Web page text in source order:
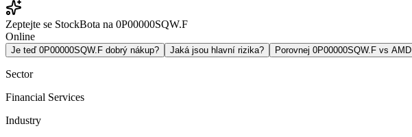
Zeptejte se StockBota na 0P00000SQW.F
Online
Je teď 0P00000SQW.F dobrý nákup? Jaká jsou hlavní rizika? Porovnej 0P00000SQW.F vs AMD
Sector
Financial Services
Industry